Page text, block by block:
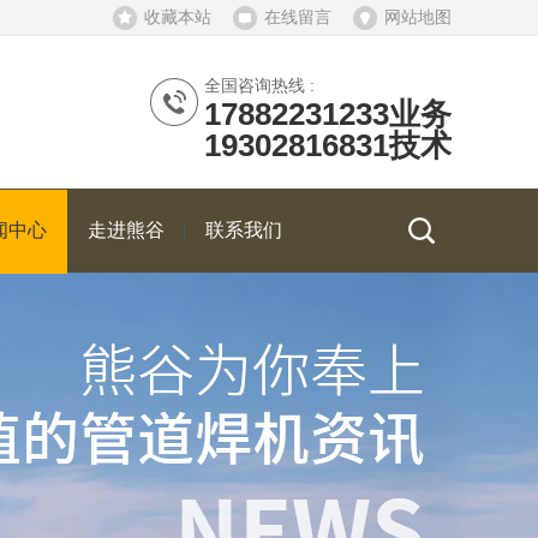
收藏本站 在线留言 网站地图
全国咨询热线 :
17882231233业务
19302816831技术
中心 走进熊谷 联系我们